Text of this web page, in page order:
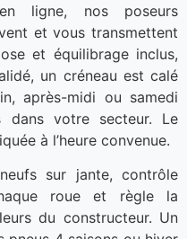
ligne, nos poseurs
et vous transmettent
et équilibrage inclus,
un créneau est calé
après-midi ou samedi
dans votre secteur. Le
à l’heure convenue.
sur jante, contrôle
roue et règle la
du constructeur. Un